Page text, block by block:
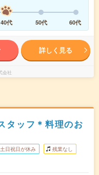
40代 50代 60代
詳しく見る
会社
タッフ＊料理のお
土日祝日が休み 残業なし